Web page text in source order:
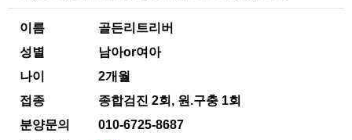
이름
골든리트리버
성별
남아or여아
나이
2개월
접종
종합검진 2회, 원.구충 1회
분양문의
010-6725-8687